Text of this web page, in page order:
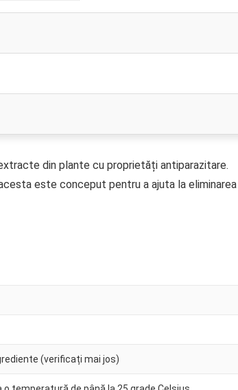
din plante cu proprietăți antiparazitare.
este conceput pentru a ajuta la eliminarea
(verificați mai jos)